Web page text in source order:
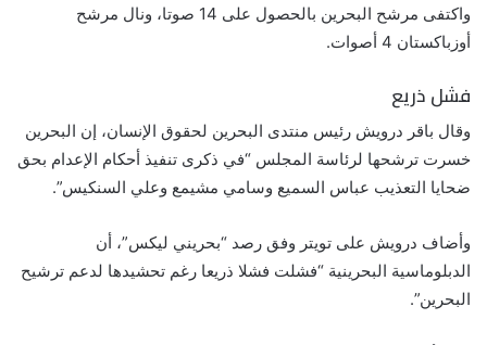
واكتفى مرشح البحرين بالحصول على 14 صوتا، ونال مرشح
أوزباكستان 4 أصوات.
فشل ذريع
وقال باقر درويش رئيس منتدى البحرين لحقوق الإنسان، إن البحرين
خسرت ترشحها لرئاسة المجلس “في ذكرى تنفيذ أحكام الإعدام بحق
ضحايا التعذيب عباس السميع وسامي مشيمع وعلي السنكيس”.
وأضاف درويش على تويتر وفق رصد “بحريني ليكس”، أن
الدبلوماسية البحرينية “فشلت فشلا ذريعا رغم تحشيدها لدعم ترشيح
البحرين”.